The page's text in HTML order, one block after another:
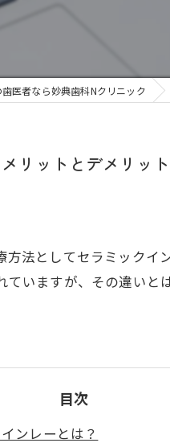
大人の矯正
医者なら妙典歯科Nクリニック
リットとデメリット
法としてセラミック
いますが、その違い
目次
ンレーとは？